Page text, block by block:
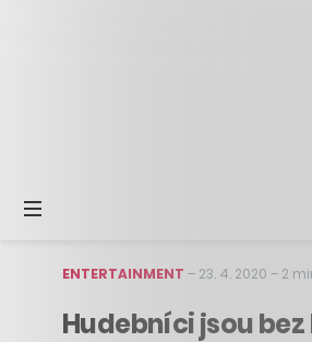
ENTERTAINMENT – 23. 4. 2020 – 2
Hudebníci jsou